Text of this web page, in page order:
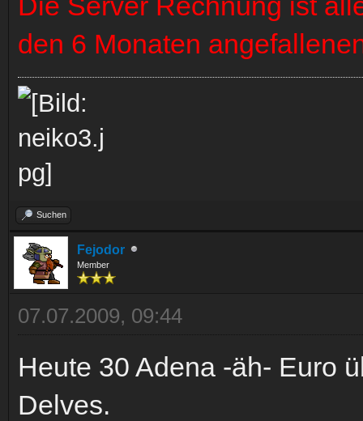
den 6 Monaten
Suchen
Fejodor
Member
07.07.2009, 09:44
Heute 30 Adena -äh- Euro
Delves.